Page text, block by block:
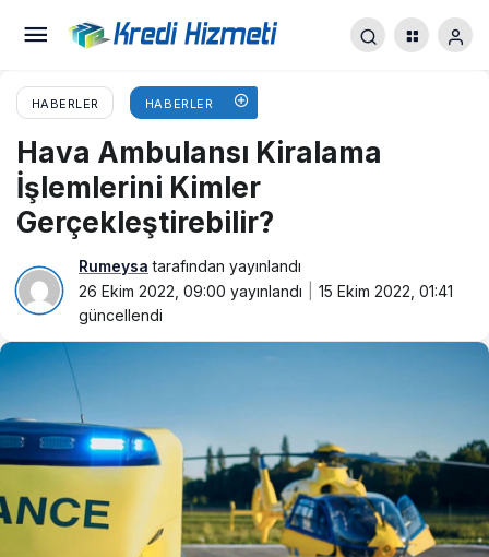
HABERLER HABERLER
Hava Ambulansı Kiralama
İşlemlerini Kimler
Gerçekleştirebilir?
Rumeysa tarafından yayınlandı
26 Ekim 2022, 09:00 yayınlandı
15 Ekim 2022, 01:41
güncellendi